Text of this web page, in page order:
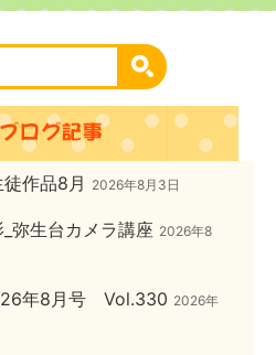
作品8月 2026年8月3日
弥生台カメラ講座 2026年8
年8月号 Vol.330 2026年